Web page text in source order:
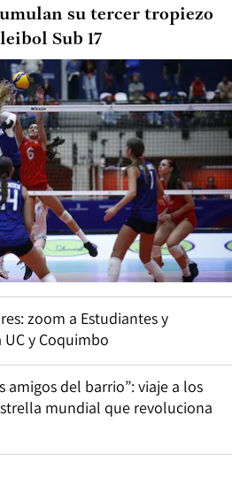
su tercer tropiezo
Sub 17
zoom a Estudiantes y
y Coquimbo
amigos del barrio”: viaje a los
mundial que revoluciona